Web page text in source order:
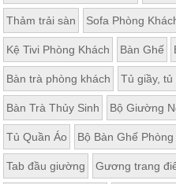
Phòng
Ngủ
Giường
ngủ, tủ
áo, bàn
trang
điểm
Nội
Thất
Phòng
Ăn
Thảm trải sàn Sofa Phòng
Kệ Tivi Phòng Khách Bàn Ghế
Bàn trà phòng khách Tủ giầy,
Bàn Trà Thủy Sinh Bộ Giường
Tủ Quần Áo Bộ Bàn Ghế Phòng
Tab đầu giường Gương trang